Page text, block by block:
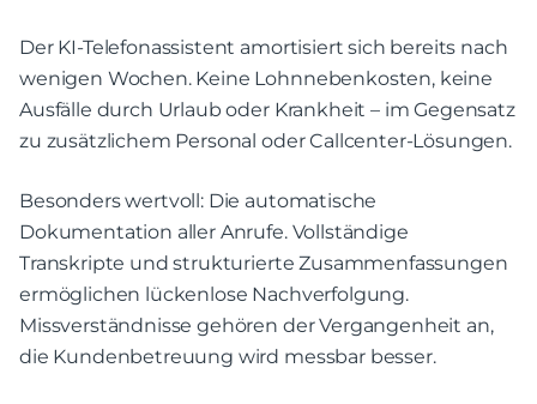
Der KI-Telefonassistent amortisiert sich bereits nach
wenigen Wochen. Keine Lohnnebenkosten, keine
Ausfälle durch Urlaub oder Krankheit – im Gegensatz
zu zusätzlichem Personal oder Callcenter-Lösungen.
Besonders wertvoll: Die automatische
Dokumentation aller Anrufe. Vollständige
Transkripte und strukturierte Zusammenfassungen
ermöglichen lückenlose Nachverfolgung.
Missverständnisse gehören der Vergangenheit an,
die Kundenbetreuung wird messbar besser.